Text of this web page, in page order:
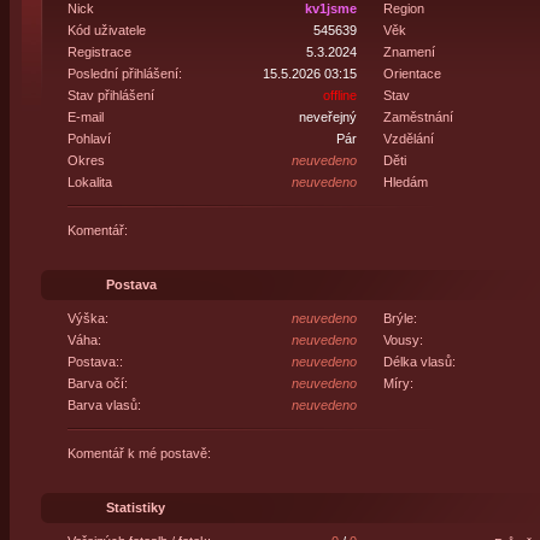
Nick
kv1jsme
Kód uživatele
545639
Registrace
5.3.2024
Poslední přihlášení:
15.5.2026 03:15
Stav přihlášení
offline
E-mail
neveřejný
Pohlaví
Pár
Okres
neuvedeno
Lokalita
neuvedeno
Region
Věk
Znamení
Orientace
Stav
Zaměstnání
Vzdělání
Děti
Hledám
Komentář:
Postava
Výška:
neuvedeno
Váha:
neuvedeno
Postava::
neuvedeno
Barva očí:
neuvedeno
Barva vlasů:
neuvedeno
Brýle:
Vousy:
Délka vlasů:
Míry:
Komentář k mé postavě:
Statistiky